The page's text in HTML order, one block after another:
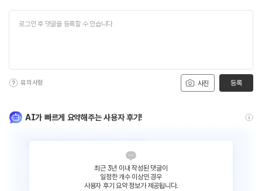
사진
유의사항 등록
AI가 빠르게 요약해주는 사용자 후기!
최근 3년 이내 작성된 댓글이
일정한 개수 이상인 경우
사용자 후기 요약 정보가 제공됩니다.